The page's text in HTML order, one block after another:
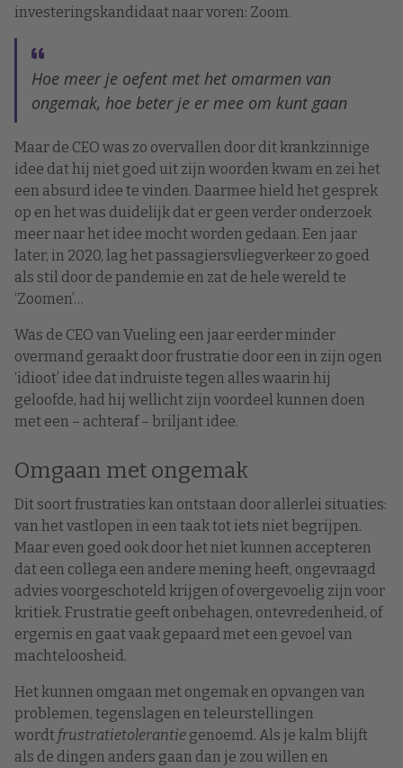
investeringskandidaat naar voren: Zoom.
Hoe meer je oefent met het omarmen van
ongemak, hoe beter je er mee om kunt gaan
Maar de CEO was zo overvallen door dit krankzinnige
idee dat hij niet goed uit zijn woorden kwam en zei het
een absurd idee te vinden. Daarmee hield het gesprek
op en het was duidelijk dat er geen verder onderzoek
meer naar het idee mocht worden gedaan. Een jaar
later, in 2020, lag het passagiersvliegverkeer zo goed
als stil door de pandemie en zat de hele wereld te
‘Zoomen’…
Was de CEO van Vueling een jaar eerder minder
overmand geraakt door frustratie door een in zijn ogen
‘idioot’ idee dat indruiste tegen alles waarin hij
geloofde, had hij wellicht zijn voordeel kunnen doen
met een – achteraf – briljant idee.
Omgaan met ongemak
Dit soort frustraties kan ontstaan door allerlei situaties:
van het vastlopen in een taak tot iets niet begrijpen.
Maar even goed ook door het niet kunnen accepteren
dat een collega een andere mening heeft, ongevraagd
advies voorgeschoteld krijgen of overgevoelig zijn voor
kritiek. Frustratie geeft onbehagen, ontevredenheid, of
ergernis en gaat vaak gepaard met een gevoel van
machteloosheid.
Het kunnen omgaan met ongemak en opvangen van
problemen, tegenslagen en teleurstellingen
wordt frustratietolerantie genoemd. Als je kalm blijft
als de dingen anders gaan dan je zou willen en